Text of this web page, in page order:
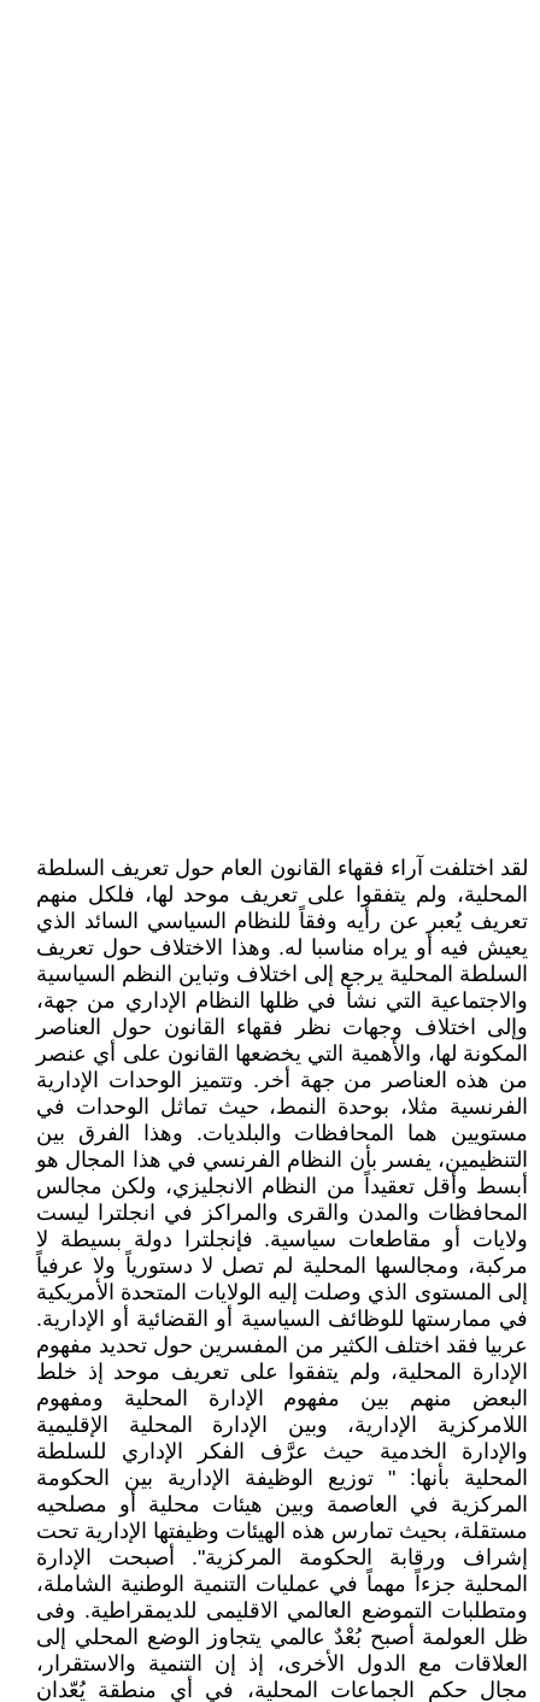
لقد اختلفت آراء فقهاء القانون العام حول تعريف السلطة
المحلية، ولم يتفقوا على تعريف موحد لها، فلكل منهم
تعريف يُعبر عن رأيه وفقاً للنظام السياسي السائد الذي
يعيش فيه أو يراه مناسبا له. وهذا الاختلاف حول تعريف
السلطة المحلية يرجع إلى اختلاف وتباين النظم السياسية
والاجتماعية التي نشأ في ظلها النظام الإداري من جهة،
وإلى اختلاف وجهات نظر فقهاء القانون حول العناصر
المكونة لها، والأهمية التي يخضعها القانون على أي عنصر
من هذه العناصر من جهة أخر. وتتميز الوحدات الإدارية
الفرنسية مثلا، بوحدة النمط، حيث تماثل الوحدات في
مستويين هما المحافظات والبلديات. وهذا الفرق بين
التنظيمين، يفسر بأن النظام الفرنسي في هذا المجال هو
أبسط وأقل تعقيداً من النظام الانجليزي، ولكن مجالس
المحافظات والمدن والقرى والمراكز في انجلترا ليست
ولايات أو مقاطعات سياسية. فإنجلترا دولة بسيطة لا
مركبة، ومجالسها المحلية لم تصل لا دستورياً ولا عرفياً
إلى المستوى الذي وصلت إليه الولايات المتحدة الأمريكية
في ممارستها للوظائف السياسية أو القضائية أو الإدارية.
عربيا فقد اختلف الكثير من المفسرين حول تحديد مفهوم
الإدارة المحلية، ولم يتفقوا على تعريف موحد إذ خلط
البعض منهم بين مفهوم الإدارة المحلية ومفهوم
اللامركزية الإدارية، وبين الإدارة المحلية الإقليمية
والإدارة الخدمية حيث عرَّف الفكر الإداري للسلطة
المحلية بأنها: " توزيع الوظيفة الإدارية بين الحكومة
المركزية في العاصمة وبين هيئات محلية أو مصلحيه
مستقلة، بحيث تمارس هذه الهيئات وظيفتها الإدارية تحت
إشراف ورقابة الحكومة المركزية". أصبحت الإدارة
المحلية جزءاً مهماً في عمليات التنمية الوطنية الشاملة،
ومتطلبات التموضع العالمي الاقليمى للديمقراطية. وفى
ظل العولمة أصبح بُعْدٌ عالمي يتجاوز الوضع المحلي إلى
العلاقات مع الدول الأخرى، إذ إن التنمية والاستقرار،
مجال حكم الجماعات المحلية، في أي منطقة يُعّدان